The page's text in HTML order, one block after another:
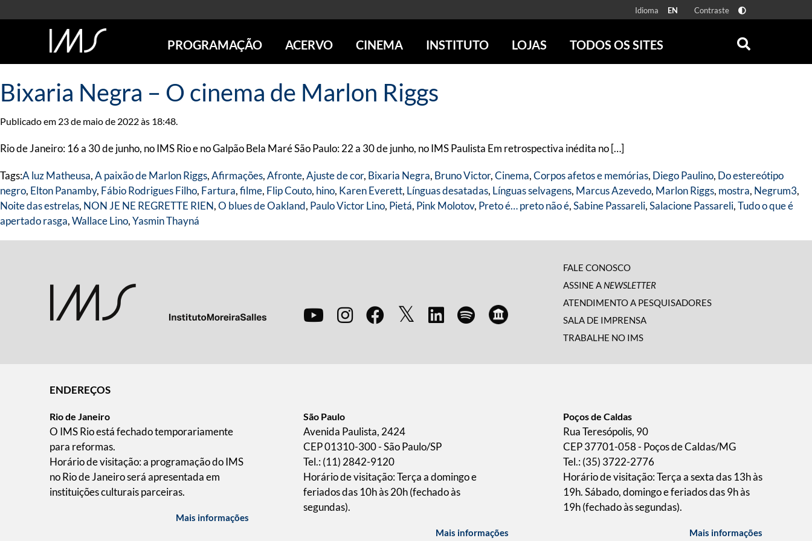
Idioma EN Contraste
PROGRAMAÇÃO
SÃO PAULO
EM CARTAZ
FUTURAS
ANTERIORES
TOURS VIRTUAIS
VISITAS MEDIADAS
ACERVO
SOBRE O ACERVO
ARTE CONTEMPORÂNEA
BIBLIOTECA DE FOTOGRAFIA
DESTAQUES DE A a Z
POR DENTRO DO ACERVO
CINEMA
SÃO PAULO
POÇOS DE CALDAS
BLOG DO CINEMA
COLEÇÃO DVD IMS
INSTITUTO
AÇÃO SOCIAL
EDUCAÇÃO
ESCOLA ESCUTA
LOJAS TODOS OS SITES
TESTEMUNHA OCULAR
CLARICE LISPECTOR
SERROTE
VER TODOS
Bixaria Negra – O cinema de Marlon Riggs
Publicado em 23 de maio de 2022 às 18:48.
Rio de Janeiro: 16 a 30 de junho, no IMS Rio e no Galpão Bela Maré São Paulo: 22 a 30 de junho, no IMS Paulista Em retrospectiva inédita no […]
Tags:A luz Matheusa,A paixão de Marlon Riggs,Afirmações,Afronte,Ajuste de cor, Bixaria Negra, Bruno Victor,Cinema,Corpos afetos e memórias, Diego Paulino, Do estereótipo
negro, Elton Panamby, Fábio Rodrigues Filho, Fartura,filme, Flip Couto, hino, Karen Everett, Línguas desatadas, Línguas selvagens, Marcus Azevedo, Marlon Riggs, mostra, Negrum3,
Noite das estrelas, NON JE NE REGRETTE RIEN,O blues de Oakland, Paulo Victor Lino, Pietá, Pink Molotov, Preto é… preto não é,Sabine Passareli,Salacione Passareli,Tudo o que é
apertado rasga,Wallace Lino,Yasmin Thayná
FALE CONOSCO
ASSINE A NEWSLETTER
ATENDIMENTO A PESQUISADORES
SALA DE IMPRENSA
TRABALHE NO IMS
ENDEREÇOS
Rio de Janeiro
O IMS Rio está fechado temporariamente
para reformas.
Horário de visitação: a programação do IMS
no Rio de Janeiro será apresentada em
instituições culturais parceiras.
Mais informações
São Paulo
Avenida Paulista, 2424
CEP 01310-300 - São Paulo/SP
Tel.: (11) 2842-9120
Horário de visitação: Terça a domingo e
feriados das 10h às 20h (fechado às
segundas).
Mais informações
Poços de Caldas
Rua Teresópolis, 90
CEP 37701-058 - Poços de Caldas/MG
Tel.: (35) 3722-2776
Horário de visitação: Terça a sexta das 13h às
19h. Sábado, domingo e feriados das 9h às
19h (fechado às segundas).
Mais informações